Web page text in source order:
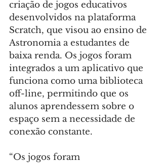
criação de jogos educativos
desenvolvidos na plataforma
Scratch, que visou ao ensino de
Astronomia a estudantes de
baixa renda. Os jogos foram
integrados a um aplicativo que
funciona como uma biblioteca
off-line, permitindo que os
alunos aprendessem sobre o
espaço sem a necessidade de
conexão constante.
“Os jogos foram